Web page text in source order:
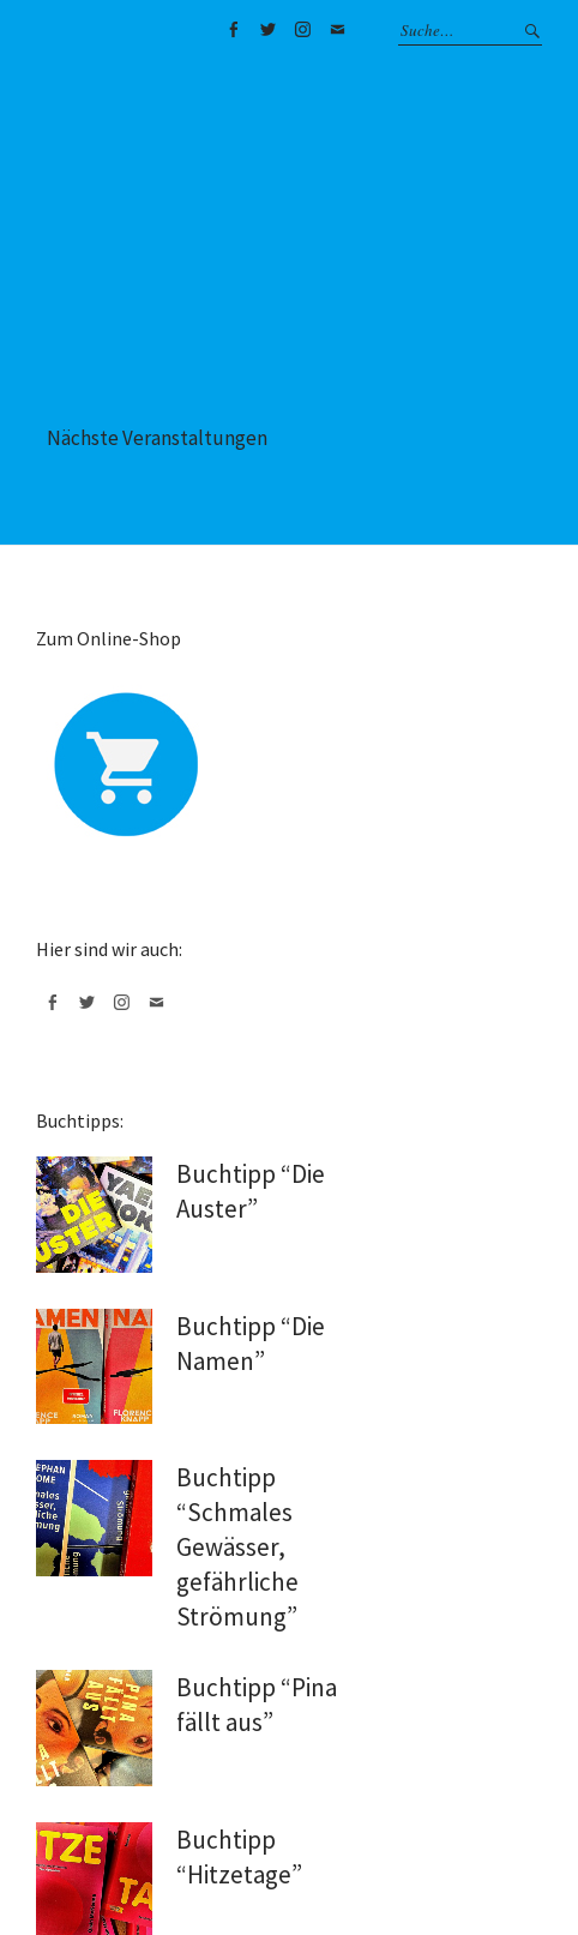
Nächste Veranstaltungen
Zum Online-Shop
Hier sind wir auch:
Buchtipps:
Buchtipp “Die
Auster”
Buchtipp “Die
Namen”
Buchtipp
“Schmales
Gewässer,
gefährliche
Strömung”
Buchtipp “Pina
fällt aus”
Buchtipp
“Hitzetage”